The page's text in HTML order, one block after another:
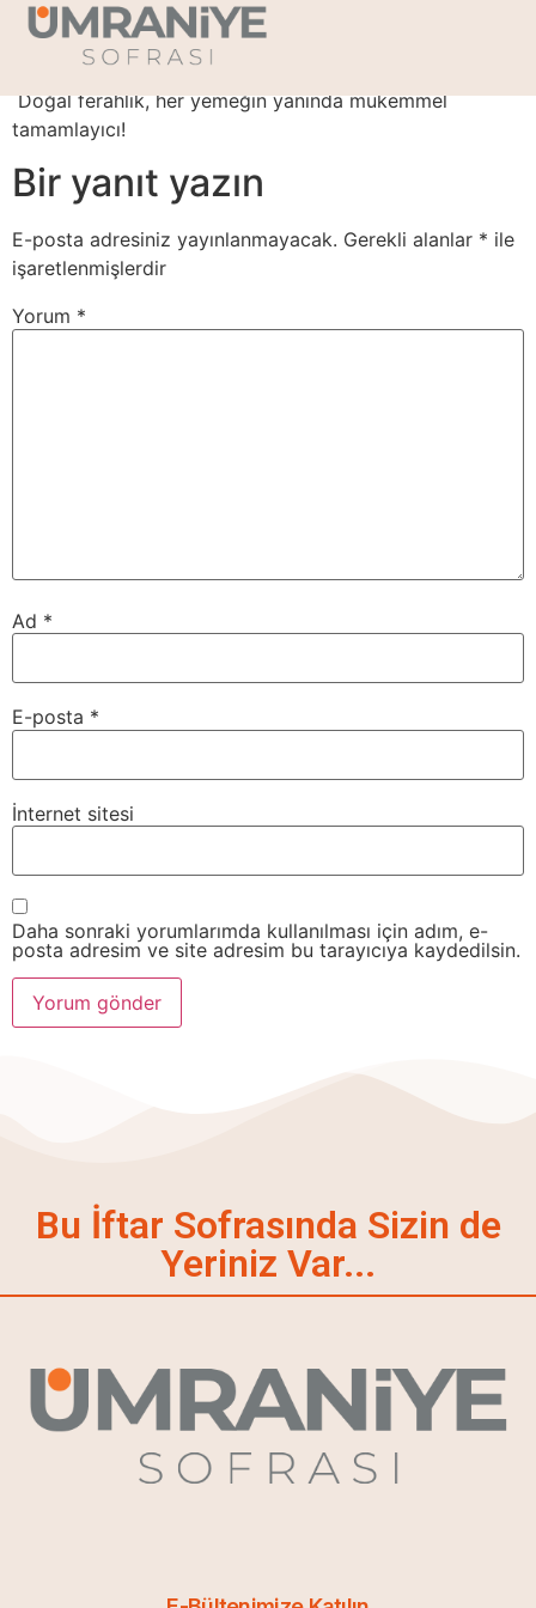
Soda
Doğal ferahlık, her yemeğin yanında mükemmel
tamamlayıcı!
Bir yanıt yazın
E-posta adresiniz yayınlanmayacak. Gerekli alanlar * ile
işaretlenmişlerdir
Yorum *
Ad *
E-posta *
İnternet sitesi
Daha sonraki yorumlarımda kullanılması için adım, e-
posta adresim ve site adresim bu tarayıcıya kaydedilsin.
Bu İftar Sofrasında Sizin de
Yeriniz Var...